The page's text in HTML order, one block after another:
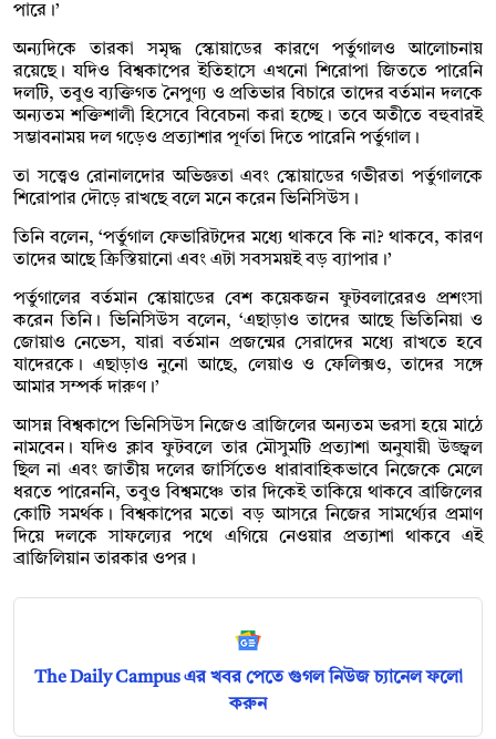
পারে।’
অন্যদিকে তারকা সমৃদ্ধ স্কোয়াডের কারণে পর্তুগালও আলোচনায়
রয়েছে। যদিও বিশ্বকাপের ইতিহাসে এখনো শিরোপা জিততে পারেনি
দলটি, তবুও ব্যক্তিগত নৈপুণ্য ও প্রতিভার বিচারে তাদের বর্তমান দলকে
অন্যতম শক্তিশালী হিসেবে বিবেচনা করা হচ্ছে। তবে অতীতে বহুবারই
সম্ভাবনাময় দল গড়েও প্রত্যাশার পূর্ণতা দিতে পারেনি পর্তুগাল।
তা সত্ত্বেও রোনালদোর অভিজ্ঞতা এবং স্কোয়াডের গভীরতা পর্তুগালকে
শিরোপার দৌড়ে রাখছে বলে মনে করেন ভিনিসিউস।
তিনি বলেন, ‘পর্তুগাল ফেভারিটদের মধ্যে থাকবে কি না? থাকবে, কারণ
তাদের আছে ক্রিস্তিয়ানো এবং এটা সবসময়ই বড় ব্যাপার।’
পর্তুগালের বর্তমান স্কোয়াডের বেশ কয়েকজন ফুটবলারেরও প্রশংসা
করেন তিনি। ভিনিসিউস বলেন, ‘এছাড়াও তাদের আছে ভিতিনিয়া ও
জোয়াও নেভেস, যারা বর্তমান প্রজন্মের সেরাদের মধ্যে রাখতে হবে
যাদেরকে। এছাড়াও নুনো আছে, লেয়াও ও ফেলিক্সও, তাদের সঙ্গে
আমার সম্পর্ক দারুণ।’
আসন্ন বিশ্বকাপে ভিনিসিউস নিজেও ব্রাজিলের অন্যতম ভরসা হয়ে মাঠে
নামবেন। যদিও ক্লাব ফুটবলে তার মৌসুমটি প্রত্যাশা অনুযায়ী উজ্জ্বল
ছিল না এবং জাতীয় দলের জার্সিতেও ধারাবাহিকভাবে নিজেকে মেলে
ধরতে পারেননি, তবুও বিশ্বমঞ্চে তার দিকেই তাকিয়ে থাকবে ব্রাজিলের
কোটি সমর্থক। বিশ্বকাপের মতো বড় আসরে নিজের সামর্থ্যের প্রমাণ
দিয়ে দলকে সাফল্যের পথে এগিয়ে নেওয়ার প্রত্যাশা থাকবে এই
ব্রাজিলিয়ান তারকার ওপর।
The Daily Campus এর খবর পেতে গুগল নিউজ চ্যানেল ফলো
করুন